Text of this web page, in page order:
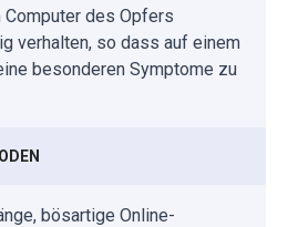
Computer des Opfers
verhalten, so dass auf einem
besonderen Symptome zu
bösartige Online-